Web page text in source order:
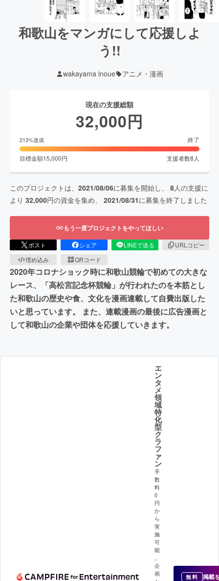
和歌山をマンガにして応援しよ
う!!
wakayama inoue アニメ・漫画
現在の支援総額
32,000円
213%達成 終了
目標金額15,000円 支援者数8 人
このプロジェクトは、 2021/08/06に募集を開始し、 8人の支援に
より 32,000円の資金を集め、 2021/08/31に募集を終了しました
もう一度プロジェクトをやってほしい
ポスト シェア LINEで送る
URLコピー
埋め込み
QRコード
2020年コロナショック時に和歌山競輪で初めての大きな
レース、「高松宮記念杯競輪」が行われたのを本筋とし
た和歌山の歴史や食、文化を漫画連載して自費出版した
いと思っています。 また、連載漫画の最後に広告漫画と
して和歌山の企業や団体を応援していきます。
エ
ン
タ
メ
領
域
特
化
型
ク
ラ
フ
ァ
ン
手
数
料
0
円
か
ら
実
施
可
能
企
画
無料 掲載